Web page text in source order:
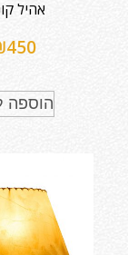
אהיל
450
הוספה